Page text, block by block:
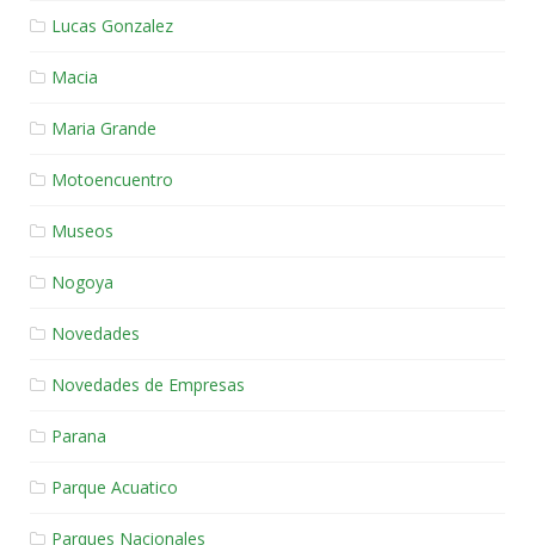
Lucas Gonzalez
Macia
Maria Grande
Motoencuentro
Museos
Nogoya
Novedades
Novedades de Empresas
Parana
Parque Acuatico
Parques Nacionales